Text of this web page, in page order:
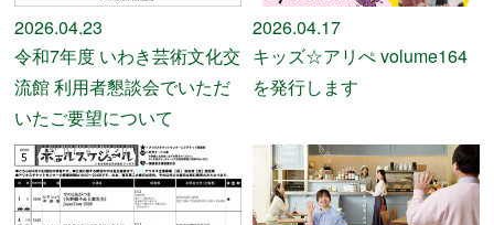
2026.04.23
令和7年度 いわき芸術文化交
流館 利用者懇談会でいただ
いたご要望について
2026.04.17
キッズ☆アリぺ volume164
を発行します